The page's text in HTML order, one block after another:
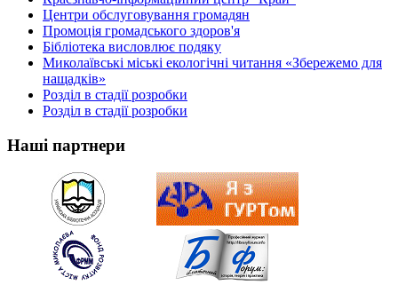
Центри обслуговування громадян
Промоція громадського здоров'я
Бібліотека висловлює подяку
Миколаївські міські екологічні читання «Збережемо для
нащадків»
Розділ в стадії розробки
Розділ в стадії розробки
Наші партнери